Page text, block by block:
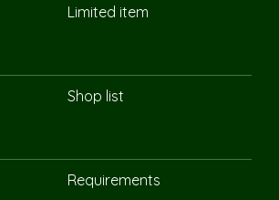
Limited item
Shop list
Requirements